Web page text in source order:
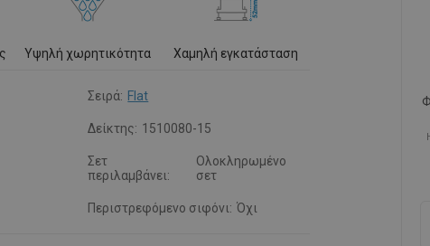
Υψηλή χωρητικότητα Χαμηλή εγκατάσταση
Σειρά: Flat
Δείκτης: 1510080-15
Σετ
περιλαμβάνει:
Ολοκληρωμένο
σετ
Περιστρεφόμενο σιφόνι: Όχι